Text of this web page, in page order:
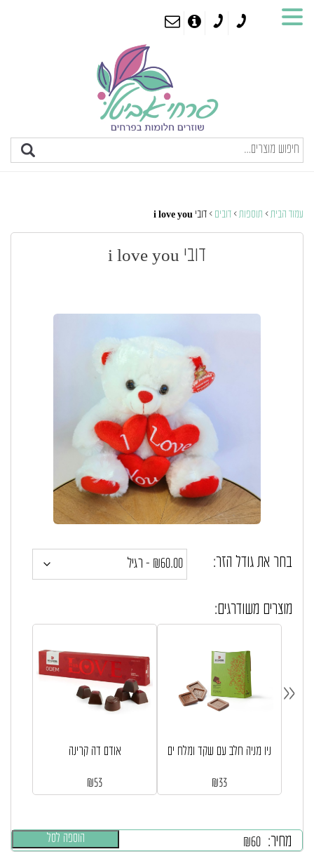
עמוד הבית > תוספות > דובים > דובי i love you
דובי i love you
בחר את גודל הזר:
מחיר: ₪60 הוספה לסל
מוצרים משודרגים:
אודם דה קרינה
₪53
ניו מניה חלב עם שקד ומלח ים
₪33
«